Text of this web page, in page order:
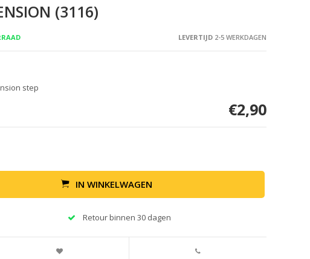
(3116)
LEVERTIJD2-5 WERKDAGEN
step
€2,90
IN WINKELWAGEN
Retour binnen 30 dagen